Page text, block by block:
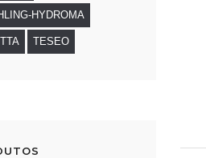
HYDROMA
TESEO